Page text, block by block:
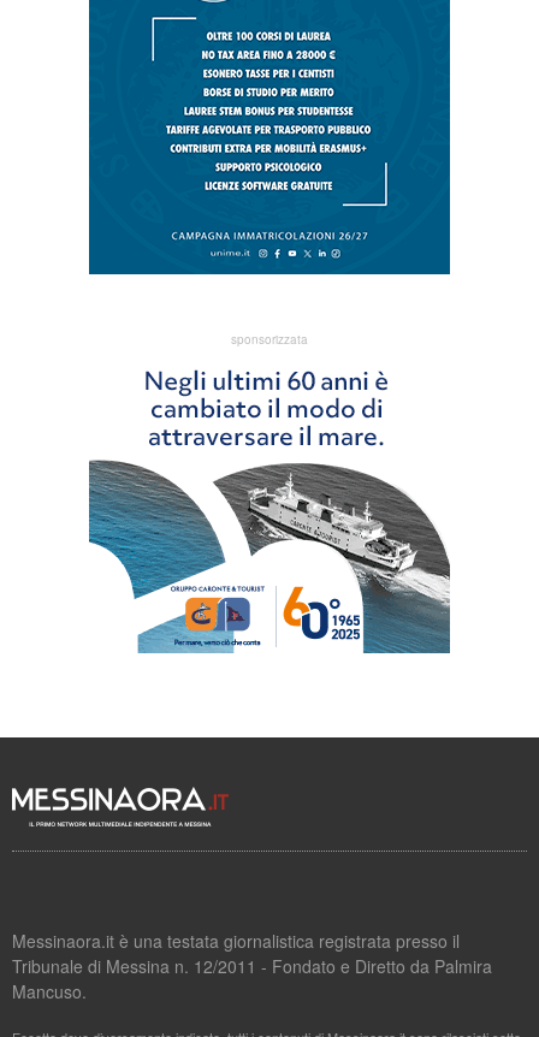
sponsorizzata
Messinaora.it è una testata giornalistica registrata presso il
Tribunale di Messina n. 12/2011 - Fondato e Diretto da Palmira
Mancuso.